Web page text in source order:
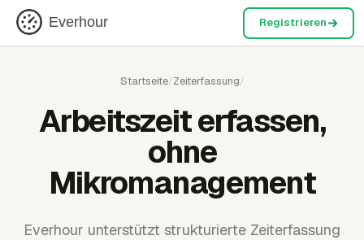
Everhour Registrieren
Startseite/Zeiterfassung/
Arbeitszeit erfassen,
ohne
Mikromanagement
Everhour unterstützt strukturierte Zeiterfassung